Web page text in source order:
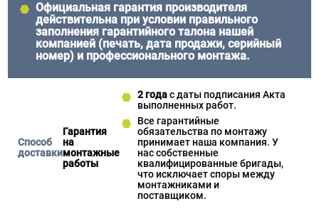
Официальная гарантия производителя
действительна при условии правильного
заполнения гарантийного талона нашей
компанией (печать, дата продажи, серийный
номер) и профессионального монтажа.
Гарантия
на
монтажные
работы
2 годас даты подписания Акта
выполненных работ.
Все гарантийные
обязательства по монтажу
принимает наша компания. У
нас собственные
квалифицированные бригады,
что исключает споры между
монтажниками и
поставщиком.